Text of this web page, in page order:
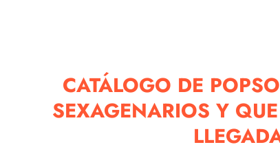
CATÁLOGO DE
SEXAGENARIOS Y